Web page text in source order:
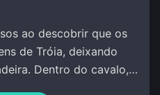
ao descobrir que os
de Tróia, deixando
Dentro do cavalo,